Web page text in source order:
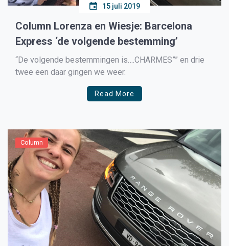
15 juli 2019
Column Lorenza en Wiesje: Barcelona
Express ‘de volgende bestemming’
“De volgende bestemmingen is….CHARMES”” en drie
twee een daar gingen we weer.
Read More
Column